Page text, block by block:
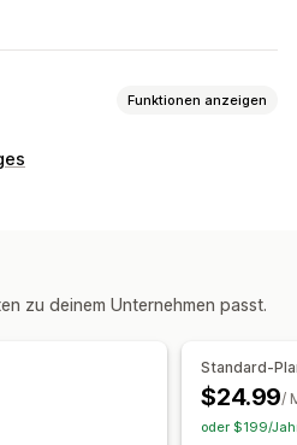
Funktionen anzeigen
Rechtsseiten
zu deinem Unternehmen passt.
Standard-
$24.99/
oder $199/